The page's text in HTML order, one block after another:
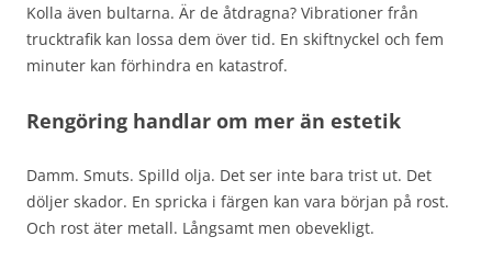
Kolla även bultarna. Är de åtdragna? Vibrationer från
trucktrafik kan lossa dem över tid. En skiftnyckel och fem
minuter kan förhindra en katastrof.
Rengöring handlar om mer än estetik
Damm. Smuts. Spilld olja. Det ser inte bara trist ut. Det
döljer skador. En spricka i färgen kan vara början på rost.
Och rost äter metall. Långsamt men obevekligt.